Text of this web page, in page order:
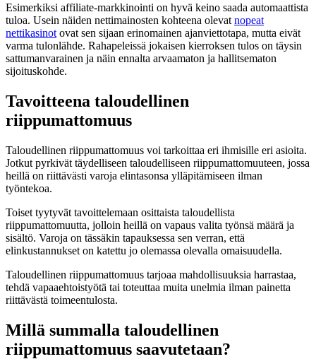
Esimerkiksi affiliate-markkinointi on hyvä keino saada automaattista
tuloa. Usein näiden nettimainosten kohteena olevat nopeat
nettikasinot ovat sen sijaan erinomainen ajanviettotapa, mutta eivät
varma tulonlähde. Rahapeleissä jokaisen kierroksen tulos on täysin
sattumanvarainen ja näin ennalta arvaamaton ja hallitsematon
sijoituskohde.
Tavoitteena taloudellinen
riippumattomuus
Taloudellinen riippumattomuus voi tarkoittaa eri ihmisille eri asioita.
Jotkut pyrkivät täydelliseen taloudelliseen riippumattomuuteen, jossa
heillä on riittävästi varoja elintasonsa ylläpitämiseen ilman
työntekoa.
Toiset tyytyvät tavoittelemaan osittaista taloudellista
riippumattomuutta, jolloin heillä on vapaus valita työnsä määrä ja
sisältö. Varoja on tässäkin tapauksessa sen verran, että
elinkustannukset on katettu jo olemassa olevalla omaisuudella.
Taloudellinen riippumattomuus tarjoaa mahdollisuuksia harrastaa,
tehdä vapaaehtoistyötä tai toteuttaa muita unelmia ilman painetta
riittävästä toimeentulosta.
Millä summalla taloudellinen
riippumattomuus saavutetaan?